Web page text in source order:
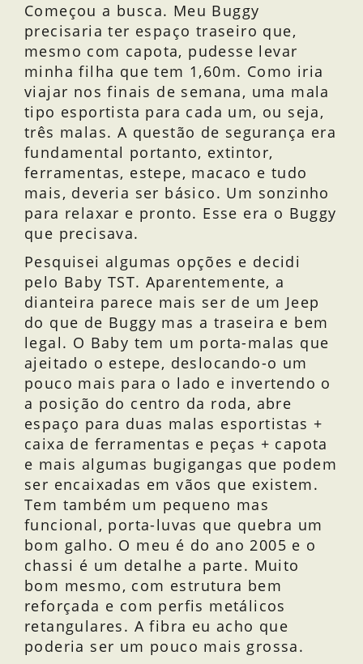
Começou a busca. Meu Buggy
precisaria ter espaço traseiro que,
mesmo com capota, pudesse levar
minha filha que tem 1,60m. Como iria
viajar nos finais de semana, uma mala
tipo esportista para cada um, ou seja,
três malas. A questão de segurança era
fundamental portanto, extintor,
ferramentas, estepe, macaco e tudo
mais, deveria ser básico. Um sonzinho
para relaxar e pronto. Esse era o Buggy
que precisava.
Pesquisei algumas opções e decidi
pelo Baby TST. Aparentemente, a
dianteira parece mais ser de um Jeep
do que de Buggy mas a traseira e bem
legal. O Baby tem um porta-malas que
ajeitado o estepe, deslocando-o um
pouco mais para o lado e invertendo o
a posição do centro da roda, abre
espaço para duas malas esportistas +
caixa de ferramentas e peças + capota
e mais algumas bugigangas que podem
ser encaixadas em vãos que existem.
Tem também um pequeno mas
funcional, porta-luvas que quebra um
bom galho. O meu é do ano 2005 e o
chassi é um detalhe a parte. Muito
bom mesmo, com estrutura bem
reforçada e com perfis metálicos
retangulares. A fibra eu acho que
poderia ser um pouco mais grossa.